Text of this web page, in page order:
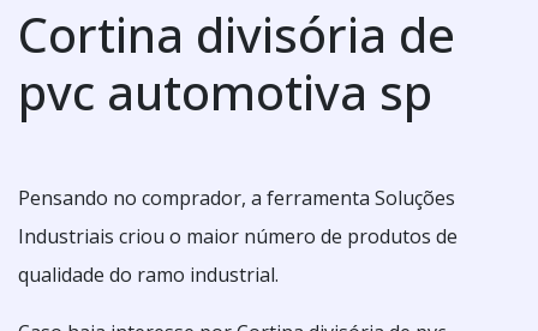
Cortina divisória de
pvc automotiva sp
Pensando no comprador, a ferramenta Soluções
Industriais criou o maior número de produtos de
qualidade do ramo industrial.